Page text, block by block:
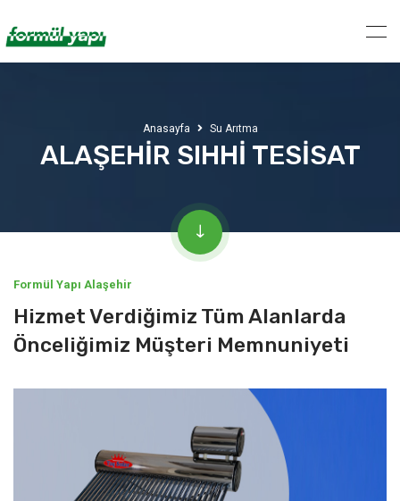
Anasayfa Su Arıtma
ALAŞEHİR SIHHİ TESİSAT
Formül Yapı Alaşehir
Hizmet Verdiğimiz Tüm Alanlarda
Önceliğimiz Müşteri Memnuniyeti